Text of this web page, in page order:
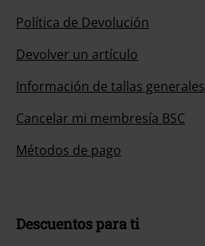
Política de Devolución
Devolver un artículo
Información de tallas generales
Cancelar mi membresía BSC
Métodos de pago
Descuentos para ti